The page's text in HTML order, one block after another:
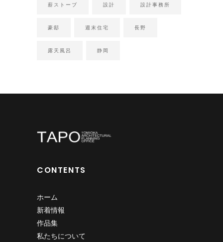
薪ストーブ 設計 設計事務所
豪邸 週末住宅 長野
露天風呂 静岡
CONTENTS
ホーム
新着情報
作品集
私たちについて